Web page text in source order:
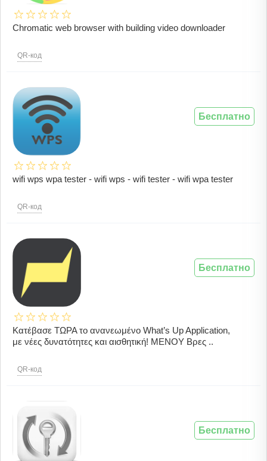
Chromatic web browser with building video downloader
QR-код
wifi wps wpa tester - wifi wps - wifi tester - wifi wpa tester
QR-код
Бесплатно
Κατέβασε ΤΩΡΑ το ανανεωμένο What’s Up Application,
με νέες δυνατότητες και αισθητική! ΜΕΝΟΥ Βρες ..
QR-код
Бесплатно
Бесплатно